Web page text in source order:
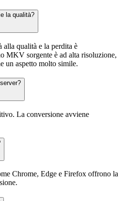
la qualità?
qualità e la perdita è
MKV sorgente è ad alta risoluzione,
un aspetto molto simile.
La conversione avviene
Chrome, Edge e Firefox offrono la